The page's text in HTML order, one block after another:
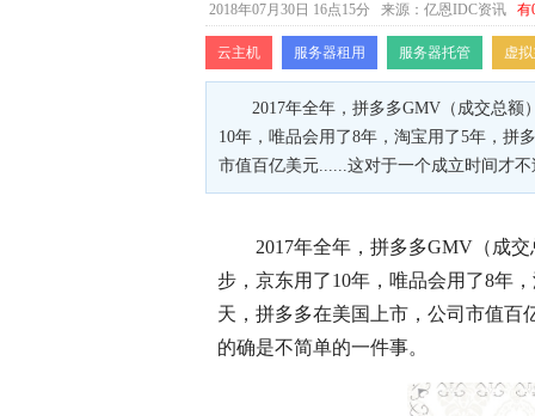
2018年07月30日 16点15分 来源：亿恩IDC资讯 有
云主机 服务器租用 服务器托管 虚
2017年全年，拼多多GMV（成交总额
10年，唯品会用了8年，淘宝用了5年，拼
市值百亿美元......这对于一个成立时间才
2017年全年，拼多多GMV（成
步，京东用了10年，唯品会用了8年
天，拼多多在美国上市，公司市值百
的确是不简单的一件事。